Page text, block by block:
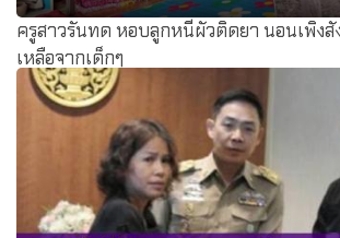
ครูสาวรันทด หอบลูกหนีผัวติดยา นอนเพิงสั
เหลือจากเด็กๆ